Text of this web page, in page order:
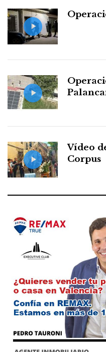
Vídeo
Corpus